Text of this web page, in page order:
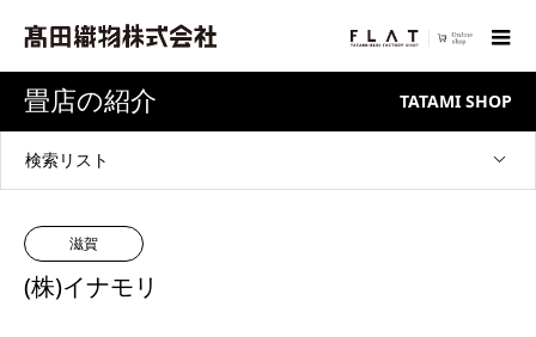
畳店の紹介 TATAMI SHOP
検索リスト
滋賀
(株)イナモリ